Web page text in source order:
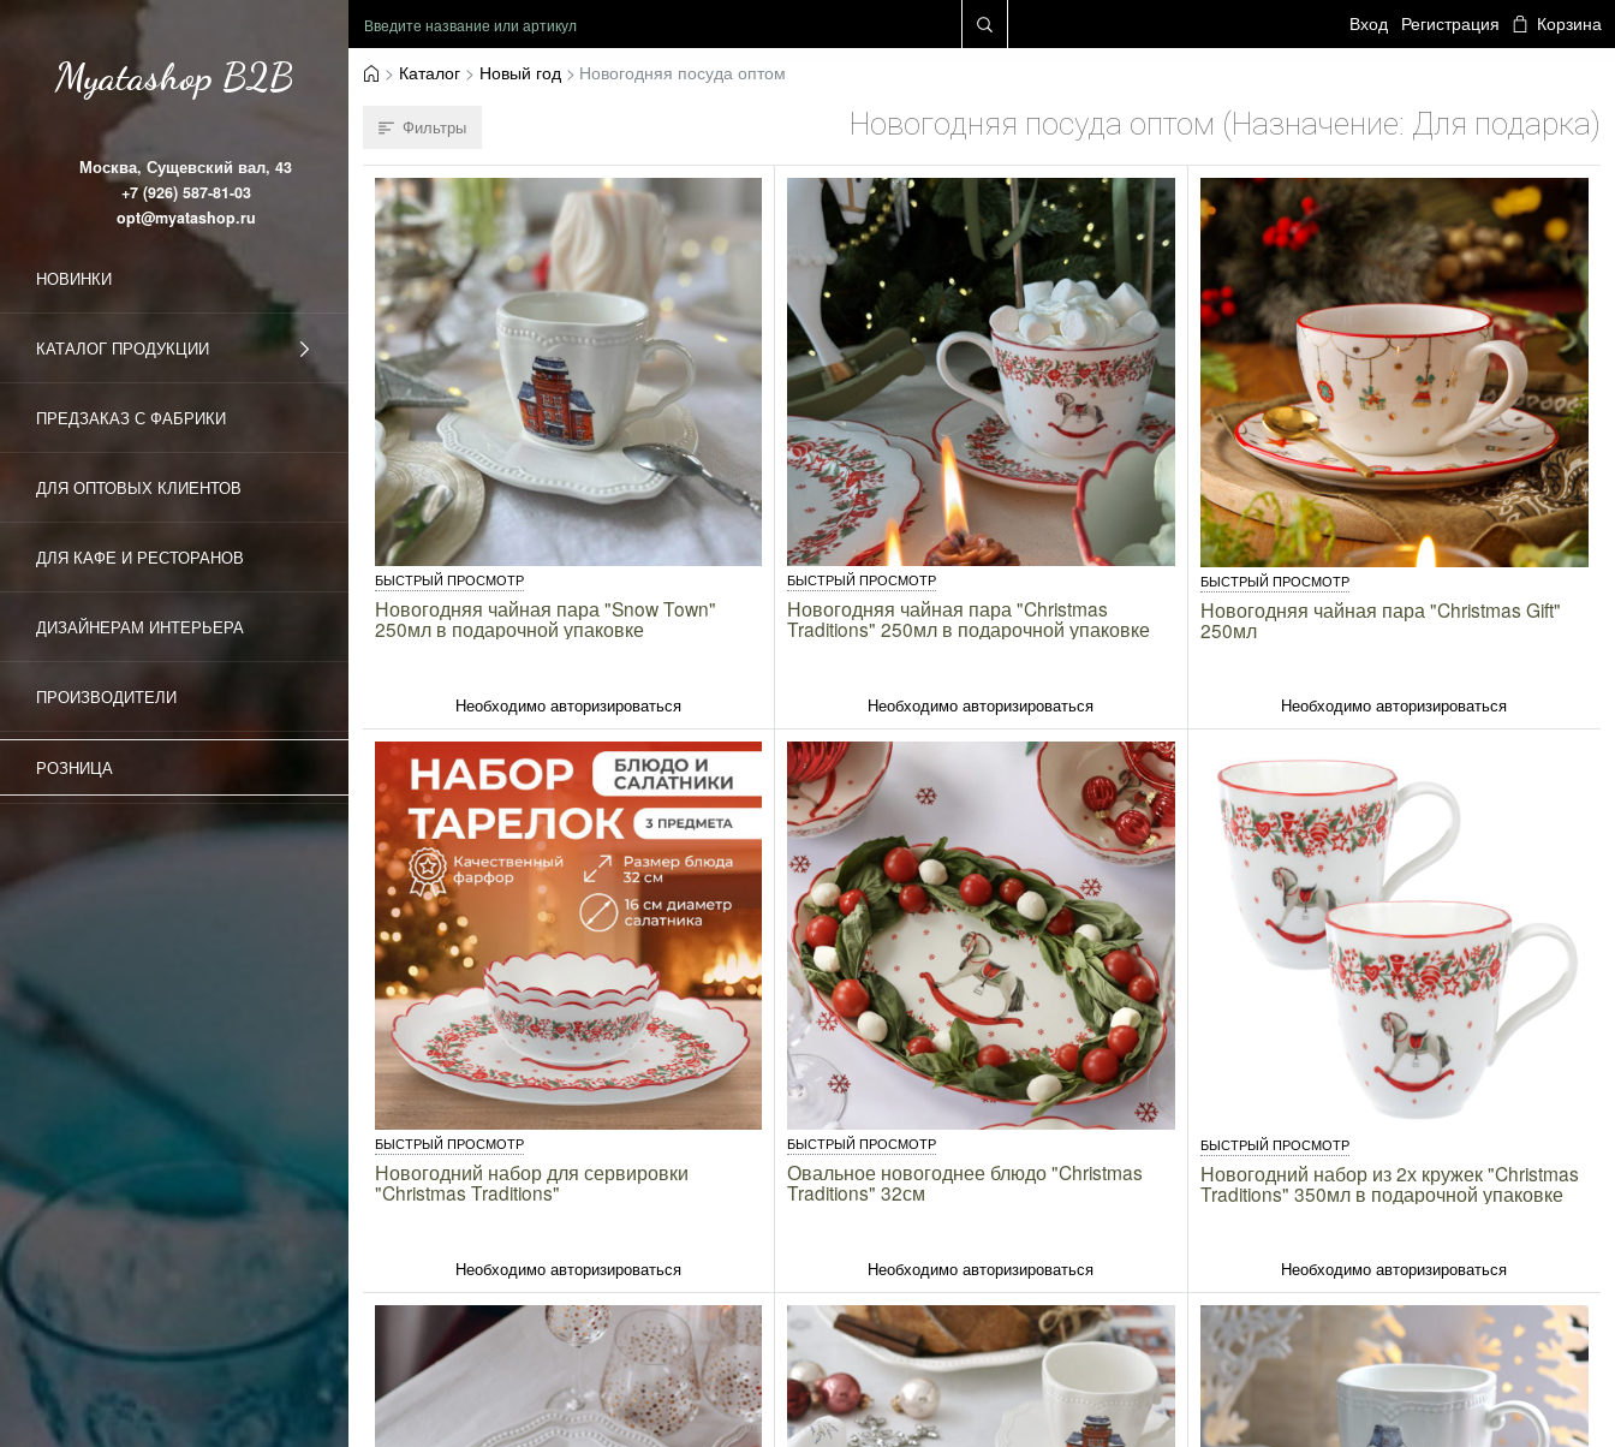
Вход Регистрация Корзина
Myatashop B2B
Москва, Сущевский вал, 43
+7 (926) 587-81-03
opt@myatashop.ru
НОВИНКИ
КАТАЛОГ ПРОДУКЦИИ
ПРЕДЗАКАЗ С ФАБРИКИ
ДЛЯ ОПТОВЫХ КЛИЕНТОВ
ДЛЯ КАФЕ И РЕСТОРАНОВ
ДИЗАЙНЕРАМ ИНТЕРЬЕРА
ПРОИЗВОДИТЕЛИ
РОЗНИЦА
Каталог Новый год Новогодняя посуда оптом
Фильтры Новогодняя посуда оптом (Назначение: Для подарка)
БЫСТРЫЙ ПРОСМОТР
Новогодняя чайная пара "Snow Town"
250мл в подарочной упаковке
Необходимо авторизироваться
БЫСТРЫЙ ПРОСМОТР
Новогодняя чайная пара "Christmas
Traditions" 250мл в подарочной упаковке
Необходимо авторизироваться
БЫСТРЫЙ ПРОСМОТР
Новогодняя чайная пара "Christmas Gift"
250мл
Необходимо авторизироваться
БЫСТРЫЙ ПРОСМОТР
Новогодний набор для сервировки
"Christmas Traditions"
Необходимо авторизироваться
БЫСТРЫЙ ПРОСМОТР
Овальное новогоднее блюдо "Christmas
Traditions" 32см
Необходимо авторизироваться
БЫСТРЫЙ ПРОСМОТР
Новогодний набор из 2х кружек "Christmas
Traditions" 350мл в подарочной упаковке
Необходимо авторизироваться